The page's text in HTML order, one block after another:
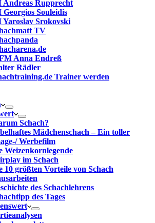
Andreas Rupprecht
Georgios Souleidis
Yaroslav Srokovski
TV
Anna Endreß
Rädler
Trainer werden
Schach?
Mädchenschach – Ein toller
Werbefilm
Weizenkornlegende
im Schach
10 größten Vorteile von Schach‎
des Schachlehrens
des Tages